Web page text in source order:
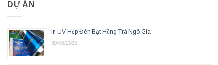
DỰ ÁN
In UV Hộp Đèn Bạt Hồng Trà Ngô Gia
30/06/2023